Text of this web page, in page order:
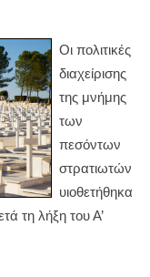
Οι πολιτικές
διαχείρισης
της μνήμης
των
πεσόντων
στρατιωτών
υιοθετήθηκα
τη λήξη του Α’